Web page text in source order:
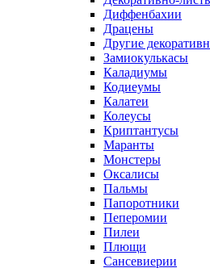
Диффенбахии
Драцены
Другие
Замиокулькасы
Каладиумы
Кодиеумы
Калатеи
Колеусы
Криптантусы
Маранты
Монстеры
Оксалисы
Пальмы
Папоротники
Пеперомии
Пилеи
Плющи
Сансевиерии